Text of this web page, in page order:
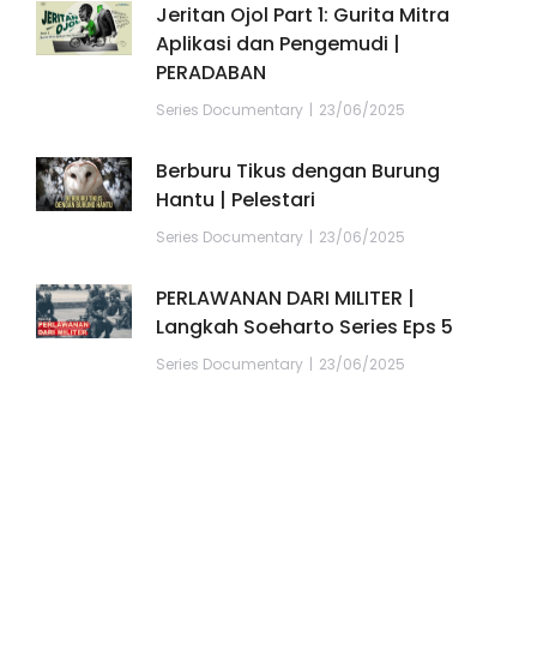
Jeritan Ojol Part 1: Gurita Mitra
Aplikasi dan Pengemudi |
PERADABAN
Series Documentary 23/06/2025
Berburu Tikus dengan Burung
Hantu | Pelestari
Series Documentary 23/06/2025
PERLAWANAN DARI MILITER |
Langkah Soeharto Series Eps 5
Series Documentary 23/06/2025